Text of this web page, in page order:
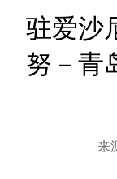
驻爱沙
努－青
来